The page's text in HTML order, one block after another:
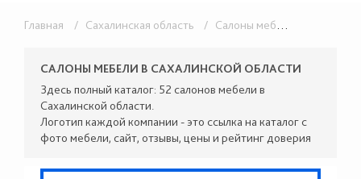
Главная / Сахалинская область / Салоны мебели
САЛОНЫ МЕБЕЛИ В САХАЛИНСКОЙ ОБЛАСТИ
Здесь полный каталог: 52 салонов мебели в
Сахалинской области.
Логотип каждой компании - это ссылка на каталог с
фото мебели, сайт, отзывы, цены и рейтинг доверия